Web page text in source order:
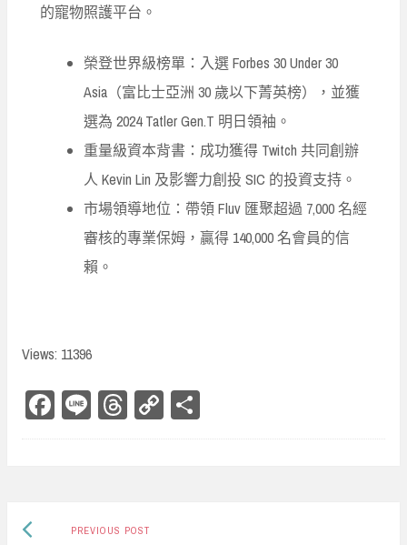
的寵物照護平台。
榮登世界級榜單：入選 Forbes 30 Under 30
Asia（富比士亞洲 30 歲以下菁英榜），並獲
選為 2024 Tatler Gen.T 明日領袖。
重量級資本背書：成功獲得 Twitch 共同創辦
人 Kevin Lin 及影響力創投 SIC 的投資支持。
市場領導地位：帶領 Fluv 匯聚超過 7,000 名經
審核的專業保姆，贏得 140,000 名會員的信
賴。
Views: 11396
Fa
ce
Li
ne
Th
re
Co
py ar
Post
PREVIOUS POSTPrevious